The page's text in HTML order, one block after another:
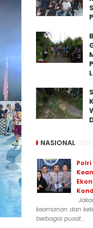
NASIONAL
keamanan dan
berbagai pusat...